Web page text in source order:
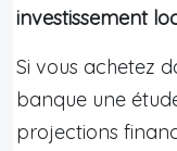
investissement
Si vous achetez
banque une
projections